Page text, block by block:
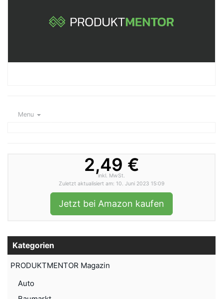
Menu
2,49 €
inkl. MwSt.
Zuletzt aktualisiert am: 10. Juni 2023 15:09
Jetzt bei Amazon kaufen
Kategorien
PRODUKTMENTOR Magazin
Auto